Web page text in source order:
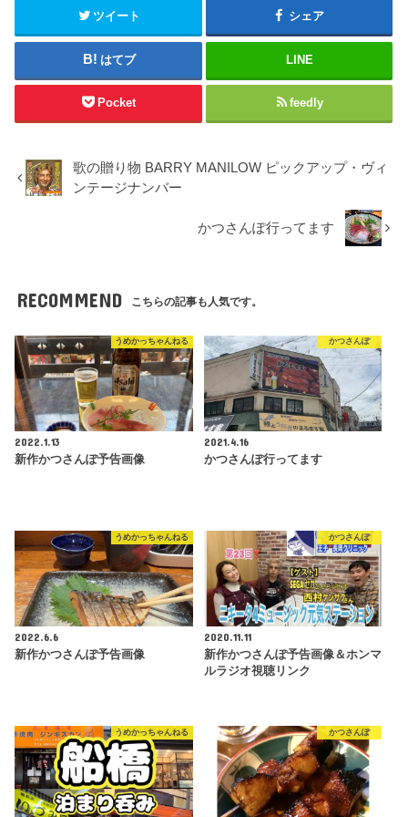
ツイート シェア
はてブ LINE
Pocket feedly
歌の贈り物 BARRY MANILOW ピックアップ・ヴィ
ンテージナンバー
かつさんぽ行ってます
RECOMMEND こちらの記事も人気です。
うめかっちゃんねる
2022.1.13
新作かつさんぽ予告画像
かつさんぽ
2021.4.16
かつさんぽ行ってます
うめかっちゃんねる
2022.6.6
新作かつさんぽ予告画像
かつさんぽ
2020.11.11
新作かつさんぽ予告画像＆ホンマ
ルラジオ視聴リンク
うめかっちゃんねる かつさんぽ